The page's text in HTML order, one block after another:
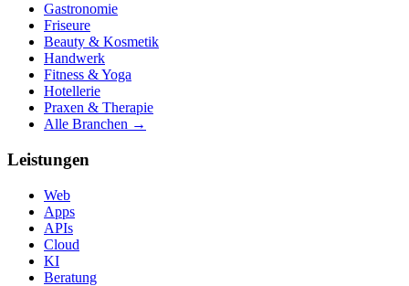
Gastronomie
Friseure
Beauty & Kosmetik
Handwerk
Fitness & Yoga
Hotellerie
Praxen & Therapie
Alle Branchen →
Leistungen
Web
Apps
APIs
Cloud
KI
Beratung